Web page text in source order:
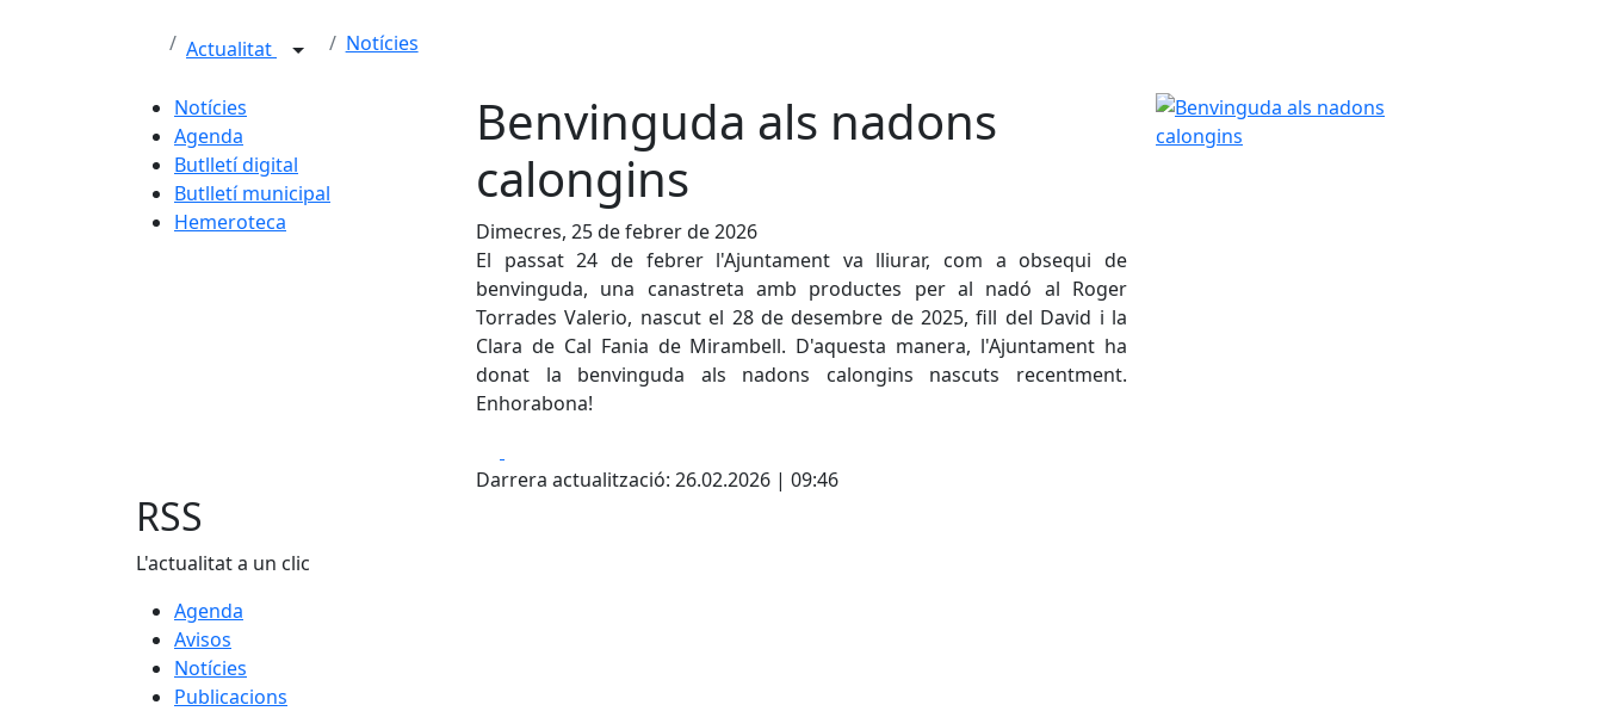
Actualitat Notícies
Notícies
Agenda
Butlletí digital
Butlletí municipal
Hemeroteca
Benvinguda als nadons
calongins
Dimecres, 25 de febrer de 2026
El passat 24 de febrer l'Ajuntament va lliurar, com a obsequi de
benvinguda, una canastreta amb productes per al nadó al Roger
Torrades Valerio, nascut el 28 de desembre de 2025, fill del David i la
Clara de Cal Fania de Mirambell. D'aquesta manera, l'Ajuntament ha
donat la benvinguda als nadons calongins nascuts recentment.
Enhorabona!
Darrera actualització: 26.02.2026 | 09:46
Benvinguda als nadons calongins
RSS
L'actualitat a un clic
Agenda
Avisos
Notícies
Publicacions